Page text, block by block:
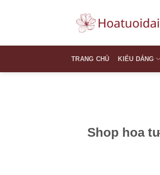
TRANG CHỦ KIỂU DÁNG
Shop hoa